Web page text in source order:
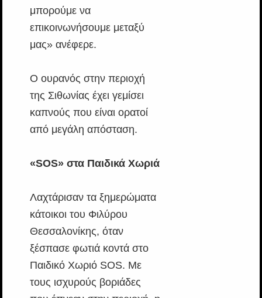
μπορούμε να
επικοινωνήσουμε μεταξύ
μας» ανέφερε.
Ο ουρανός στην περιοχή
της Σιθωνίας έχει γεμίσει
καπνούς που είναι ορατοί
από μεγάλη απόσταση.
«SOS» στα Παιδικά Χωριά
Λαχτάρισαν τα ξημερώματα
κάτοικοι του Φιλύρου
Θεσσαλονίκης, όταν
ξέσπασε φωτιά κοντά στο
Παιδικό Χωριό SOS. Με
τους ισχυρούς βοριάδες